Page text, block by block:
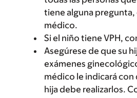
tiene alguna pregunta,
médico.
Si el niño tiene VPH,
Asegúrese de que su
exámenes
médico le indicará con
hija debe realizarlos.